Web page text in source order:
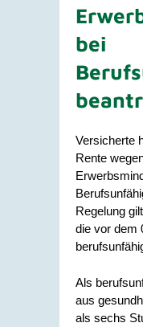
bei
Versicherte
Rente
Regelung
die vor dem
Als
aus
als sechs